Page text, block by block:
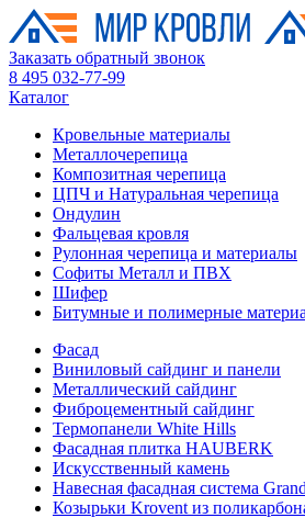
Заказать обратный звонок
8 495 032-77-99
Каталог
Кровельные материалы
Металлочерепица
Композитная черепица
ЦПЧ и Натуральная черепица
Ондулин
Фальцевая кровля
Рулонная черепица и материалы
Софиты Металл и ПВХ
Шифер
Битумные и полимерные
Фасад
Виниловый сайдинг и панели
Металлический сайдинг
Фиброцементный сайдинг
Термопанели White Hills
Фасадная плитка HAUBERK
Искусственный камень
Навесная фасадная система
Козырьки Krovent из